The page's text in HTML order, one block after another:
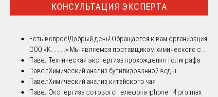
КОНСУЛЬТАЦИЯ ЭКСПЕРТА
Есть вопрос!Добрый день! Обращается к вам организация
ООО «К..........».Мы являемся поставщиком химического с...
ПавелТехническая экспертиза прохождения полиграфа
ПавелХимический анализ бутилированной воды
ПавелХимический анализ китайского чая
ПавелЭкспертиза сотового телефона iphone 14 pro max